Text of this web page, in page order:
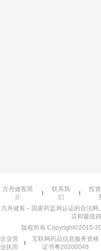
方舟健客简
介
联系我
们
投
方舟健客－国家药监局认证的合法
店和最值
版权所有 Copyright©2015-
企业营
业执照
互联网药品信息服务资格
证书粤20200048